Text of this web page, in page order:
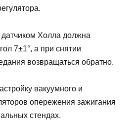
Холла должна
7±1°, а при снятии
возвращаться обратно.
вакуумного и
опережения зажигания
стендах.